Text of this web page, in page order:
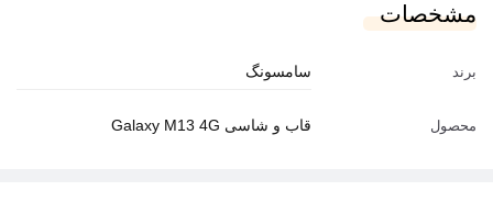
مشخصات
برند سامسونگ
محصول قاب و شاسی Galaxy M13 4G